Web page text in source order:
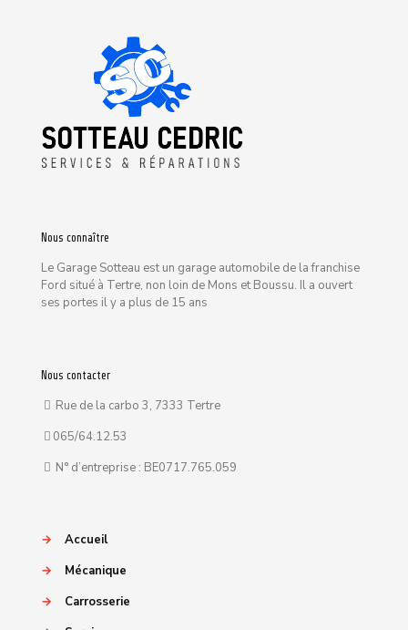
Nous connaître
Le Garage Sotteau est un garage automobile de la franchise
Ford situé à Tertre, non loin de Mons et Boussu. Il a ouvert
ses portes il y a plus de 15 ans
Nous contacter
Rue de la carbo 3, 7333 Tertre
065/64.12.53
N° d’entreprise : BE0717.765.059
→
Accueil
→
Mécanique
→
Carrosserie